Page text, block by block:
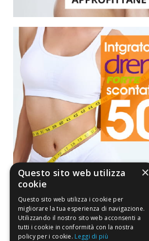
×
Questo sito web utilizza
cookie
Questo sito web utilizza i cookie per
migliorare la tua esperienza di navigazione.
Utilizzando il nostro sito web acconsenti a
tutti i cookie in conformità con la nostra
policy per i cookie. Leggi di più